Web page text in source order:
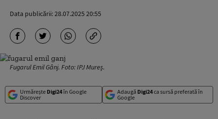
Data publicării:28.07.2025 20:55
Fugarul Emil Gânj. Foto: IPJ Mureș.
Urmărește Digi24în Google
Discover
Adaugă Digi24ca sursă preferată în
Google